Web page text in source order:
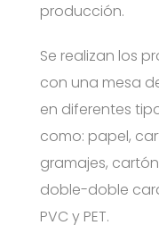
producción.
Se realizan los
con una mesa
en diferentes
como: papel,
gramajes,
doble-doble
PVC y PET.